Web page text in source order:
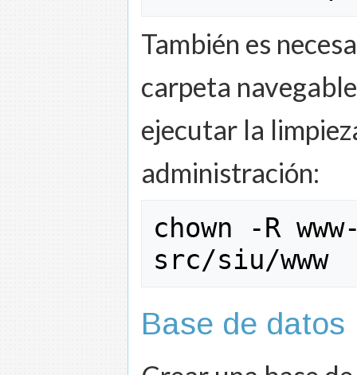
También es
carpeta
ejecutar la
administración:
chown -R www
src/siu/www
Base de datos